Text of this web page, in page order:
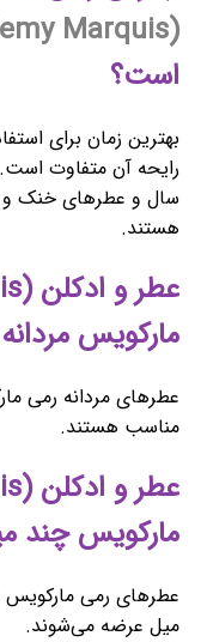
(Remy Marquis)
است؟
بهترین زمان برای
رایحه آن متفاوت
سال و عطرهای خنک و
هستند.
مارکویس
عطرهای مردانه رمی
مناسب هستند.
مارکویس چند
میل عرضه می‌شوند.